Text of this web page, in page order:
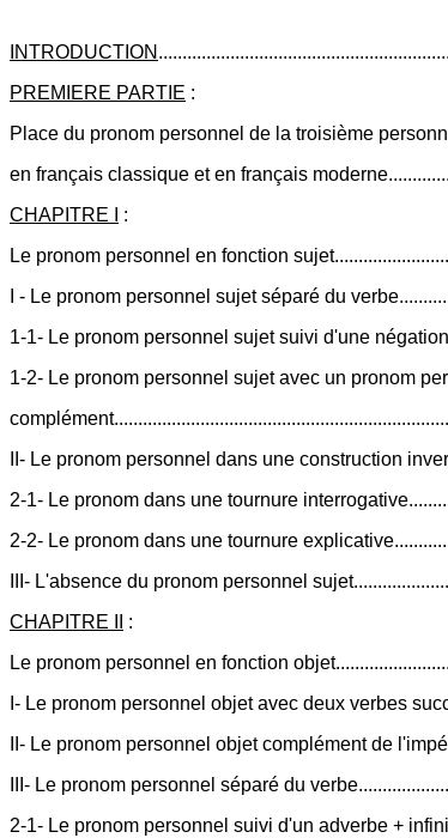
INTRODUCTION
PREMIERE PARTIE :
Place du pronom personnel de la troisième
en français classique et en français
CHAPITRE I
:
Le pronom personnel en fonction
I - Le pronom personnel sujet séparé du
1-1- Le pronom personnel sujet suivi d'une
1-2- Le pronom personnel sujet avec un pronom
II- Le pronom personnel dans une construction
2-1- Le pronom dans une tournure
2-2- Le pronom dans une tournure
III- L'absence du pronom personnel
CHAPITRE II
:
Le pronom personnel en fonction
I- Le pronom personnel objet avec deux verbes
II- Le pronom personnel objet complément de
III- Le pronom personnel séparé du
2-1- Le pronom personnel suivi d'un adverbe +